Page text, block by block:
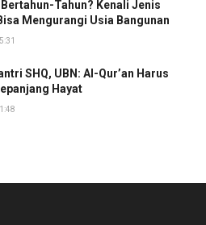
Bertahun-Tahun? Kenali Jenis
Mengurangi Usia Bangunan
SHQ, UBN: Al-Qur’an Harus
Hayat